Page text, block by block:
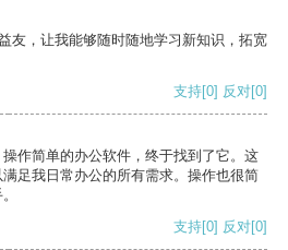
友，让我能够随时随地学习新知识，拓宽
支持[0] 反对[0]
作简单的办公软件，终于找到了它。这
足我日常办公的所有需求。操作也很简
支持[0] 反对[0]